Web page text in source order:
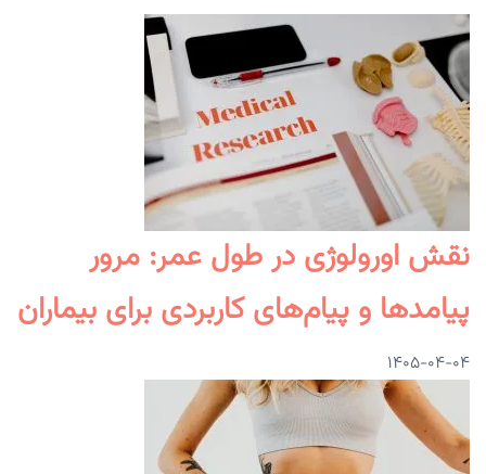
نقش اورولوژی در طول عمر: مرور
پیامدها و پیام‌های کاربردی برای بیماران
۱۴۰۵-۰۴-۰۴